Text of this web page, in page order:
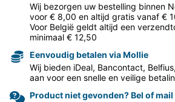
Wij bezorgen uw bestelling binnen
voor € 8,00 en altijd gratis vanaf €
Voor België geldt altijd een
minimaal € 12,50
Eenvoudig betalen via Mollie
Wij bieden iDeal, Bancontact,
aan voor een snelle en veilige
Product niet gevonden? Bel of